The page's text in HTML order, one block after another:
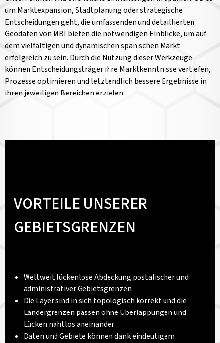
um Marktexpansion, Stadtplanung oder strategische
Entscheidungen geht, die umfassenden und detaillierten
Geodaten von MBI bieten die notwendigen Einblicke, um auf
dem vielfältigen und dynamischen spanischen Markt
erfolgreich zu sein. Durch die Nutzung dieser Werkzeuge
können Entscheidungsträger ihre Marktkenntnisse vertiefen,
Prozesse optimieren und letztendlich bessere Ergebnisse in
ihren jeweiligen Bereichen erzielen.
VORTEILE UNSERER
GEBIETSGRENZEN
Weltweit lückenlose Abdeckung postalischer und
administrativer Gebietsgrenzen
Die Layer sind in sich topologisch korrekt und die
Ländergrenzen passen ohne Überlappungen und
Lücken nahtlos aneinander
Daten und Gebiete können dank eindeutigem